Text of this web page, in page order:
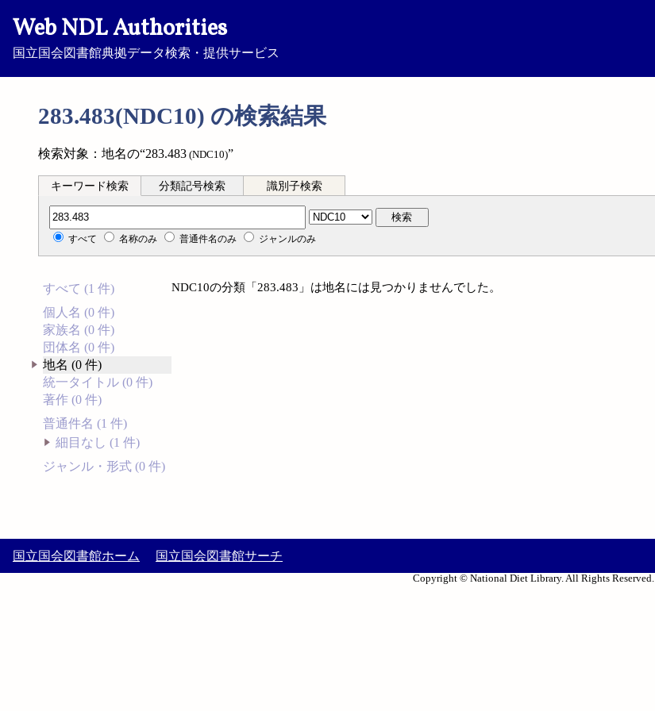
Web NDL Authorities
国立国会図書館典拠データ検索・提供サービス
283.483(NDC10) の検索結果
検索対象：地名の“283.483 (NDC10)”
キーワード検索 分類記号検索 識別子検索
分類記号検索 検索
すべて 名称のみ 普通件名のみ ジャンルのみ
すべて (1 件)
個人名 (0 件)
家族名 (0 件)
団体名 (0 件)
地名 (0 件)
統一タイトル (0 件)
著作 (0 件)
普通件名 (1 件)
細目なし (1 件)
ジャンル・形式 (0 件)
NDC10の分類「283.483」は地名には見つかりませんでした。
国立国会図書館ホーム 国立国会図書館サーチ
Copyright © National Diet Library. All Rights Reserved.